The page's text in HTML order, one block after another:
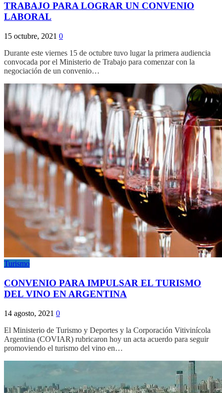
TRABAJO PARA LOGRAR UN CONVENIO
LABORAL
15 octubre, 2021 0
Durante este viernes 15 de octubre tuvo lugar la primera audiencia
convocada por el Ministerio de Trabajo para comenzar con la
negociación de un convenio…
Turismo
CONVENIO PARA IMPULSAR EL TURISMO
DEL VINO EN ARGENTINA
14 agosto, 2021 0
El Ministerio de Turismo y Deportes y la Corporación Vitivinícola
Argentina (COVIAR) rubricaron hoy un acta acuerdo para seguir
promoviendo el turismo del vino en…